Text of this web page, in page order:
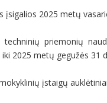
įsigalios 2025 metų
priemonių
2025 metų gegužės 31
įstaigų